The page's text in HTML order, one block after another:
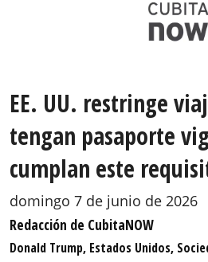
EE. UU. restringe
tengan pasaporte
cumplan este
domingo 7 de junio de 2026
Redacción de CubitaNOW
Donald Trump, Estados Unidos,